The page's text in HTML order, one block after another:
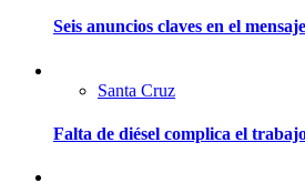
Seis anuncios claves en el
Santa Cruz
Falta de diésel complica el